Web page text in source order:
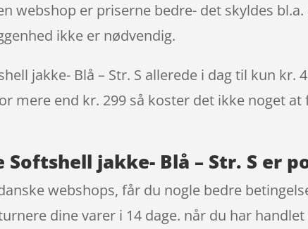
webshop er priserne bedre- det skyldes
ikke er nødvendig.
jakke- Blå – Str. S allerede i dag til kun kr.
mere end kr. 299 så koster det ikke noget
Softshell jakke- Blå – Str. S er
webshops, får du nogle bedre
dine varer i 14 dage. når du har